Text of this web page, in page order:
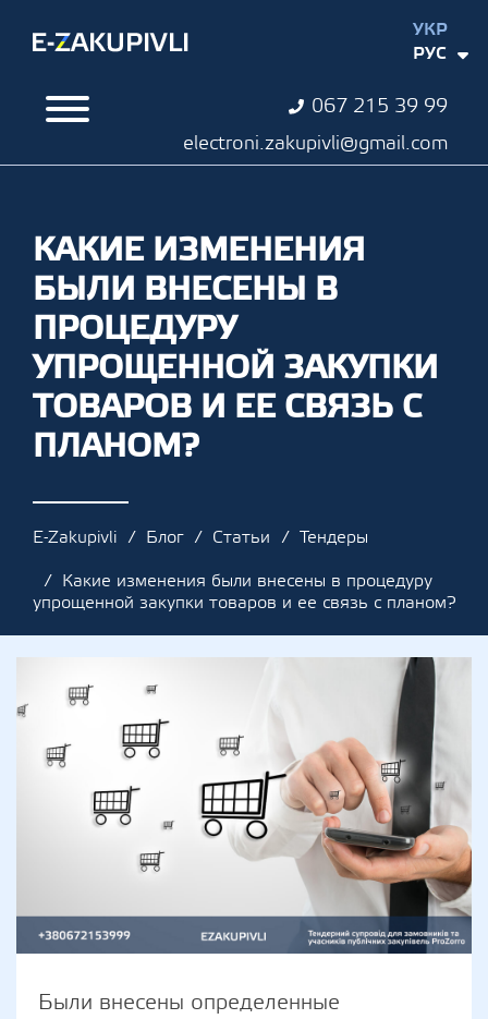
067 215 39 99
electroni.zakupivli@gmail.com
УКР
РУС
КАКИЕ ИЗМЕНЕНИЯ
БЫЛИ ВНЕСЕНЫ В
ПРОЦЕДУРУ
УПРОЩЕННОЙ ЗАКУПКИ
ТОВАРОВ И ЕЕ СВЯЗЬ С
ПЛАНОМ?
E-Zakupivli Блог Статьи
Тендеры
Какие изменения были внесены в процедуру
упрощенной закупки товаров и ее связь с планом?
Были внесены определенные